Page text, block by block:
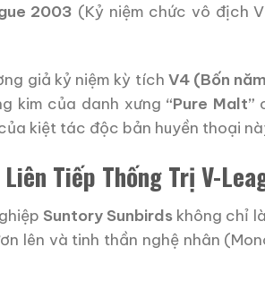
2003 (Kỷ niệm chức vô địch
giả kỷ niệm kỳ tích V4 (Bốn
kim của danh xưng “Pure Malt”
kiệt tác độc bản huyền thoại
Tiếp Thống Trị V-
Suntory Sunbirds không chỉ
lên và tinh thần nghệ nhân